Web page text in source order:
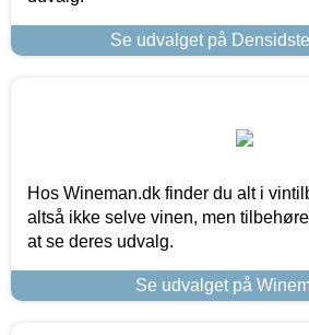
Se udvalget på
Hos Wineman.dk finder du alt i
altså ikke selve vinen, men
at se deres udvalg.
Se udvalget på